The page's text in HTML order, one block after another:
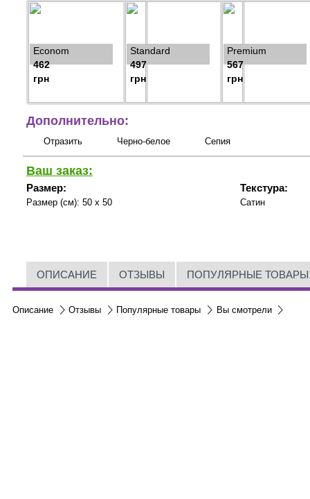
Econom
462
грн
Standard
497
грн
Premium
567
грн
Дополнительно:
Отразить Черно-белое Сепия
Ваш заказ:
Размер:
Размер (см): 50 x 50
Текстура:
Сатин
ОПИСАНИЕ ОТЗЫВЫ ПОПУЛЯРНЫЕ ТОВАРЫ
Описание Отзывы Популярные товары Вы смотрели